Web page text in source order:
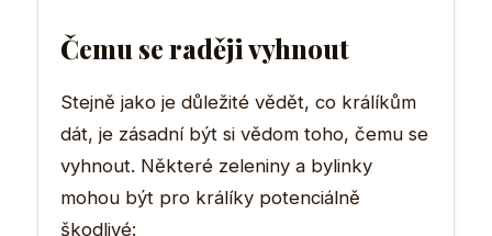
Čemu se raději vyhnout
Stejně jako je důležité vědět, co králíkům
dát, je zásadní být si vědom toho, čemu se
vyhnout. Některé zeleniny a bylinky
mohou být pro králíky potenciálně
škodlivé: